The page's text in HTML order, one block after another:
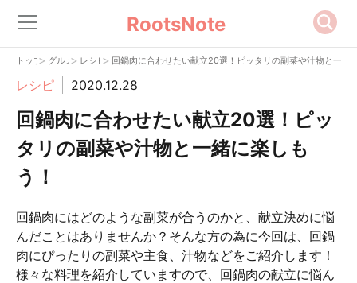
RootsNote
トップ> グルメ> レシピ> 回鍋肉に合わせたい献立20選！ピッタリの副菜や汁物と一緒
レシピ 2020.12.28
回鍋肉に合わせたい献立20選！ピッ
タリの副菜や汁物と一緒に楽しも
う！
回鍋肉にはどのような副菜が合うのかと、献立決めに悩
んだことはありませんか？そんな方の為に今回は、回鍋
肉にぴったりの副菜や主食、汁物などをご紹介します！
様々な料理を紹介していますので、回鍋肉の献立に悩ん